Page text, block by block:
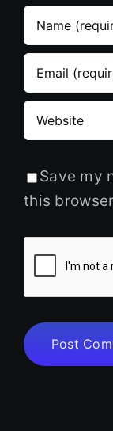
Save my
this